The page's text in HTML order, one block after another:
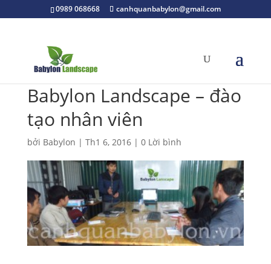
0989 068668 canhquanbabylon@gmail.com
Babylon Landscape – đào
tạo nhân viên
bởi Babylon | Th1 6, 2016| 0 Lời bình